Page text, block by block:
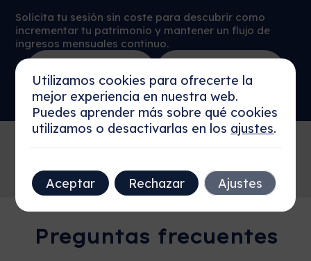
Solicita tu sesión sin coste para descubrir como
incrementar tu patrimonio y mantener un flujo de
ingresos mensuales continuo.
Ahora
Preguntas frecuentes
Utilizamos cookies para ofrecerte la
mejor experiencia en nuestra web.
Puedes aprender más sobre qué cookies
utilizamos o desactivarlas en los ajustes.
Aceptar Rechazar Ajustes